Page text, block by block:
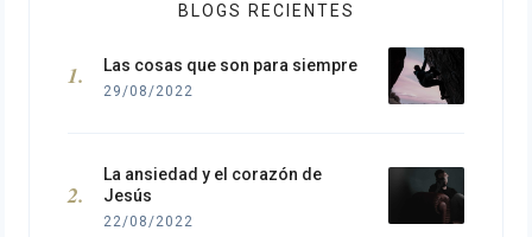
BLOGS RECIENTES
Las cosas que son para siempre
29/08/2022
La ansiedad y el corazón de
Jesús
22/08/2022